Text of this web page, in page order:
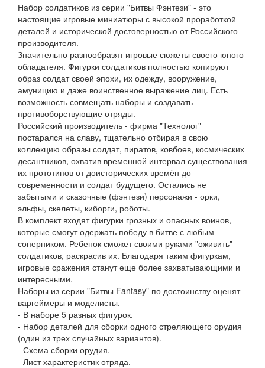
Набор солдатиков из серии "Битвы Фэнтези" - это
настоящие игровые миниатюры с высокой проработкой
деталей и исторической достоверностью от Российского
производителя.
Значительно разнообразят игровые сюжеты своего юного
обладателя. Фигурки солдатиков полностью копируют
образ солдат своей эпохи, их одежду, вооружение,
амуницию и даже воинственное выражение лиц. Есть
возможность совмещать наборы и создавать
противоборствующие отряды.
Российский производитель - фирма "Технолог"
постарался на славу, тщательно отбирая в свою
коллекцию образы солдат, пиратов, ковбоев, космических
десантников, охватив временной интервал существования
их прототипов от доисторических времён до
современности и солдат будущего. Остались не
забытыми и сказочные (фэнтези) персонажи - орки,
эльфы, скелеты, киборги, роботы.
В комплект входят фигурки грозных и опасных воинов,
которые смогут одержать победу в битве с любым
соперником. Ребенок сможет своими руками "оживить"
солдатиков, раскрасив их. Благодаря таким фигуркам,
игровые сражения станут еще более захватывающими и
интересными.
Наборы из серии "Битвы Fantasy" по достоинству оценят
варгеймеры и моделисты.
- В наборе 5 разных фигурок.
- Набор деталей для сборки одного стреляющего орудия
(один из трех случайных вариантов).
- Схема сборки орудия.
- Лист характеристик отряда.